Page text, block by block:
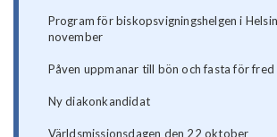
Program för biskopsvigningshelgen i
november
Påven uppmanar till bön och fasta för fred
Ny diakonkandidat
Världsmissionsdagen den 22 oktober